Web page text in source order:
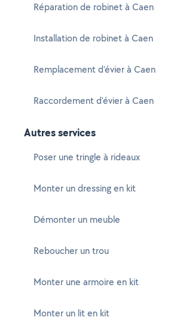
Réparation de robinet à Caen
Installation de robinet à Caen
Remplacement d'évier à Caen
Raccordement d'évier à Caen
Autres services
Poser une tringle à rideaux
Monter un dressing en kit
Démonter un meuble
Reboucher un trou
Monter une armoire en kit
Monter un lit en kit